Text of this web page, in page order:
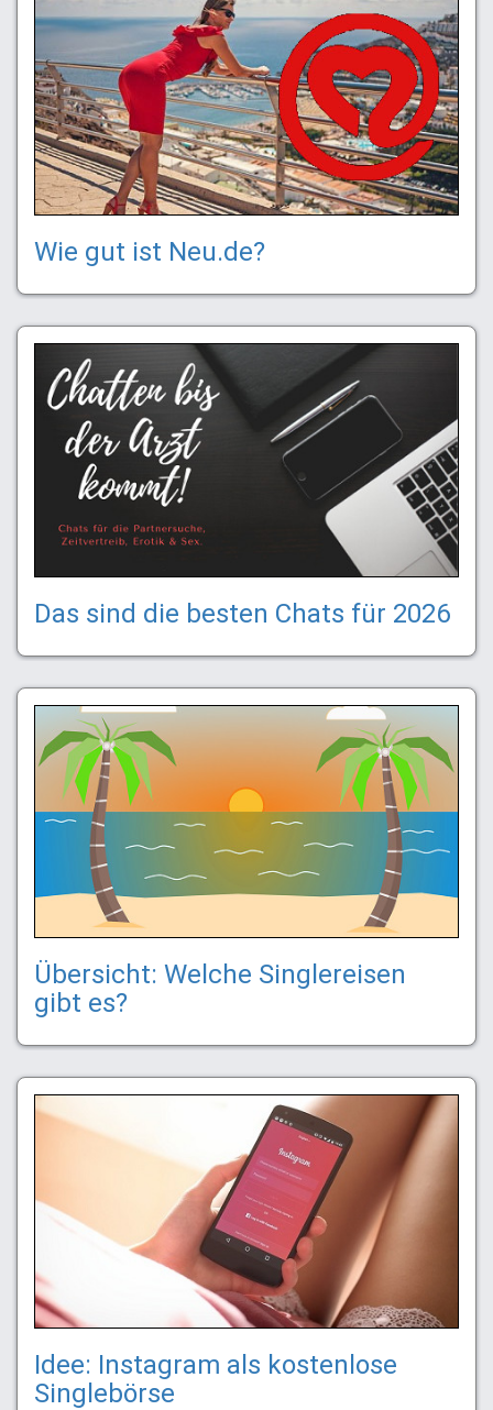
Wie gut ist Neu.de?
Das sind die besten Chats für 2026
Übersicht: Welche Singlereisen
gibt es?
Idee: Instagram als kostenlose
Singlebörse